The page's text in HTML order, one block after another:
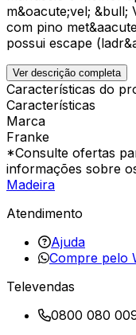
m&oacute;vel; &bull;
com pino
possui escape
Ver descrição completa
Características do
Características
Marca
Franke
*Consulte ofertas
informações sobre
Madeira
Atendimento
Ajuda
Compre pelo
Televendas
0800 080